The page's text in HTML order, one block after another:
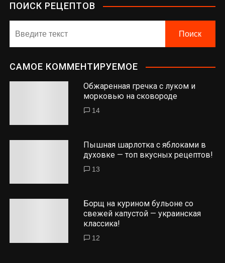
ПОИСК РЕЦЕПТОВ
САМОЕ КОММЕНТИРУЕМОЕ
Обжаренная гречка с луком и
морковью на сковороде
14
Пышная шарлотка с яблоками в
духовке — топ вкусных рецептов!
13
Борщ на курином бульоне со
свежей капустой — украинская
классика!
12